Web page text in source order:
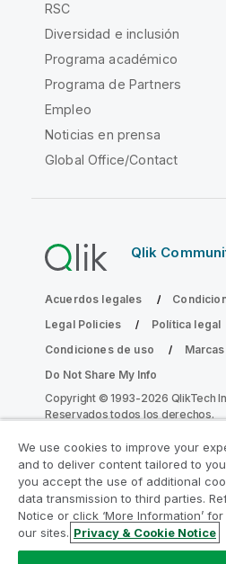
RSC
Diversidad e inclusión
Programa académico
Programa de Partners
Empleo
Noticias en prensa
Global Office/Contact
Qlik
Acuerdos legales
Legal Policies
Política legal
Condiciones de uso
Do Not Share My Info
Copyright © 1993-2026 QlikTech
Reservados todos los derechos.
Únase al Programa de
la analítica
Modernícese sin comprometer
We use cookies to improve your
and to deliver content tailored to
you accept the use of additional
data transmission to third parties.
Notice or click ‘More Information’
our sites. Privacy & Cookie Notice